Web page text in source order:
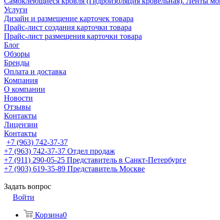
Услуги
Дизайн и размещение карточек товара
Прайс-лист создания карточки товара
Прайс-лист размещения карточки товара
Блог
Обзоры
Бренды
Оплата и доставка
Компания
О компании
Новости
Отзывы
Контакты
Лицензии
Контакты
+7 (963) 742-37-37
+7 (963) 742-37-37 Отдел продаж
+7 (911) 290-05-25 Представитель в Санкт-Петербурге
+7 (903) 619-35-89 Представитель Москве
Задать вопрос
Войти
Корзина0